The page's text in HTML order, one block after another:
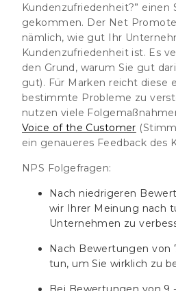
Kundenzufriedenheit?” einen
gekommen. Der Net
nämlich, wie gut Ihr
Kundenzufriedenheit ist. Es
den Grund, warumSie gut
gut). Für Marken reicht diese
bestimmte Probleme zu
nutzen viele
Voice of the Customer
ein genaueres Feedback des
NPS Folgefragen:
Nach niedrigeren
wir Ihrer Meinung nach
Unternehmen zu
Nach Bewertungen von
tun, um Sie wirklich zu